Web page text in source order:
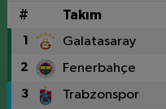
# Takım
1 Galatasaray
2 Fenerbahçe
3 Trabzonspor